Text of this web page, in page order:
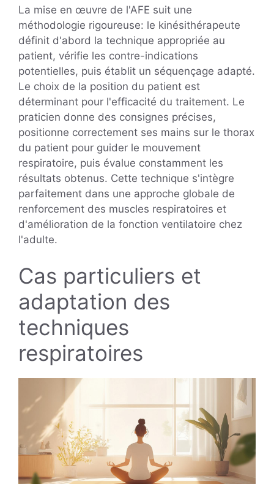
La mise en œuvre de l'AFE suit une
méthodologie rigoureuse: le kinésithérapeute
définit d'abord la technique appropriée au
patient, vérifie les contre-indications
potentielles, puis établit un séquençage adapté.
Le choix de la position du patient est
déterminant pour l'efficacité du traitement. Le
praticien donne des consignes précises,
positionne correctement ses mains sur le thorax
du patient pour guider le mouvement
respiratoire, puis évalue constamment les
résultats obtenus. Cette technique s'intègre
parfaitement dans une approche globale de
renforcement des muscles respiratoires et
d'amélioration de la fonction ventilatoire chez
l'adulte.
Cas particuliers et
adaptation des
techniques
respiratoires